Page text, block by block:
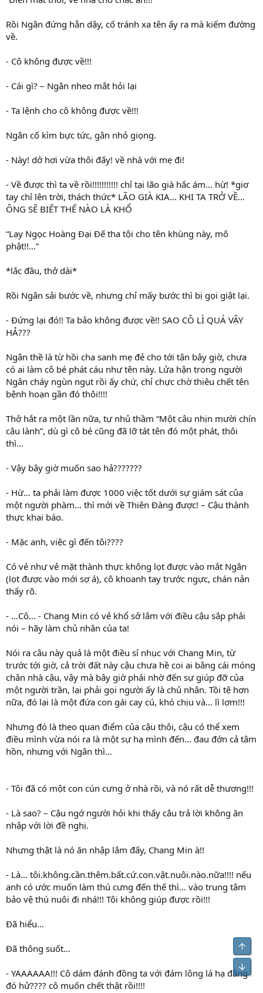
Rồi Ngân đứng hẳn dậy, cố tránh xa tên ấy ra mà kiếm đường
về.
- Cô không được về!!!
- Cái gì? – Ngân nheo mắt hỏi lại
- Ta lệnh cho cô không được về!!!
Ngân cố kìm bực tức, gằn nhỏ giọng.
- Này! dở hơi vừa thôi đấy! về nhà với mẹ đi!
- Về được thì ta về rồi!!!!!!!!!!! chỉ tại lão già hắc ám… hừ! *giơ
tay chỉ lên trời, thách thức* LÃO GIÀ KIA… KHI TA TRỞ VỀ…
ÔNG SẼ BIẾT THẾ NÀO LÀ KHỔ
“Lạy Ngọc Hoàng Đại Đế tha tội cho tên khùng này, mô
phật!!…”
*lắc đầu, thở dài*
Rồi Ngân sải bước về, nhưng chỉ mấy bước thì bị gọi giật lại.
- Đứng lại đó!! Ta bảo không được về!! SAO CÔ LÌ QUÁ VẬY
HẢ???
Ngân thề là từ hồi cha sanh mẹ đẻ cho tới tận bây giờ, chưa
có ai làm cô bé phát cáu như tên này. Lửa hận trong người
Ngân cháy ngùn ngụt rồi ấy chứ, chỉ chực chờ thiêu chết tên
bệnh hoạn gần đó thôi!!!!
Thở hắt ra một lần nữa, tự nhủ thầm “Một câu nhịn mười chín
câu lành”, dù gì cô bé cũng đã lỡ tát tên đó một phát, thôi
thì…
- Vậy bây giờ muốn sao hả???????
- Hừ… ta phải làm được 1000 việc tốt dưới sự giám sát của
một người phàm… thì mới về Thiên Đàng được! – Cậu thành
thực khai báo.
- Mặc anh, việc gì đến tôi????
Có vẻ như vẻ mặt thành thực không lọt được vào mắt Ngân
(lọt được vào mới sợ á), cô khoanh tay trước ngực, chán nản
thấy rõ.
- …Cô… - Chang Min có vẻ khổ sở lắm với điều cậu sắp phải
nói – hãy làm chủ nhân của ta!
Nói ra câu này quả là một điều sỉ nhục với Chang Min, từ
trước tới giờ, cả trời đất này cậu chưa hề coi ai bằng cái móng
chân nhà cậu, vậy mà bây giờ phải nhờ đến sự giúp đỡ của
một người trần, lại phải gọi người ấy là chủ nhân. Tồi tệ hơn
nữa, đó lại là một đứa con gái cay cú, khó chịu và… lì lợm!!!
Nhưng đó là theo quan điểm của cậu thôi, cậu có thể xem
điều mình vừa nói ra là một sự hạ mình đến… đau đớn cả tâm
hồn, nhưng với Ngân thì…
- Tôi đã có một con cún cưng ở nhà rồi, và nó rất dễ thương!!!
- Là sao? – Cậu ngớ người hỏi khi thấy câu trả lời không ăn
nhập với lời đề nghị.
Nhưng thật là nó ăn nhập lắm đấy, Chang Min à!!
- Là… tôi.không.cần.thêm.bất.cứ.con.vật.nuôi.nào.nữa!!!! nếu
anh có ước muốn làm thú cưng đến thế thì… vào trung tâm
bảo vệ thú nuôi đi nhá!!! Tôi không giúp được rồi!!!
Đã hiểu…
Đã thông suốt…
- YAAAAAA!!! Cô dám đánh đồng ta với đám lông lá hạ đẳng
đó hử???? cô muốn chết thật rồi!!!!